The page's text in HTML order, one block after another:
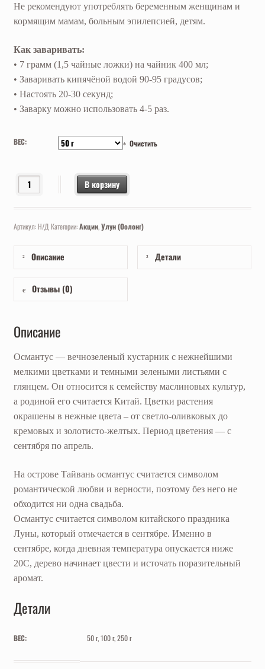
Не рекомендуют употреблять беременным женщинам и
кормящим мамам, больным эпилепсией, детям.
Как заваривать:
• 7 грамм (1,5 чайные ложки) на чайник 400 мл;
• Заваривать кипячёной водой 90-95 градусов;
• Настоять 20-30 секунд;
• Заварку можно использовать 4-5 раз.
ВЕС: Очистить
Количество товара Гуй Хуа Улун (Османтус), Фуцзянь, 2026
В корзину
Артикул:Н/Д Категории:Акции,Улун (Оолонг)
Описание Детали
Отзывы (0)
Описание
Османтус — вечнозеленый кустарник с нежнейшими
мелкими цветками и темными зелеными листьями с
глянцем. Он относится к семейству маслиновых культур,
а родиной его считается Китай. Цветки растения
окрашены в нежные цвета – от светло-оливковых до
кремовых и золотисто-желтых. Период цветения — с
сентября по апрель.
На острове Тайвань османтус считается символом
романтической любви и верности, поэтому без него не
обходится ни одна свадьба.
Османтус считается символом китайского праздника
Луны, который отмечается в сентябре. Именно в
сентябре, когда дневная температура опускается ниже
20С, дерево начинает цвести и источать поразительный
аромат.
Детали
ВЕС: 50 г, 100 г, 250 г